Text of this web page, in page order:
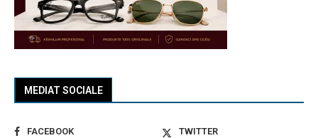
MEDIAT SOCIALE
FACEBOOK
TWITTER